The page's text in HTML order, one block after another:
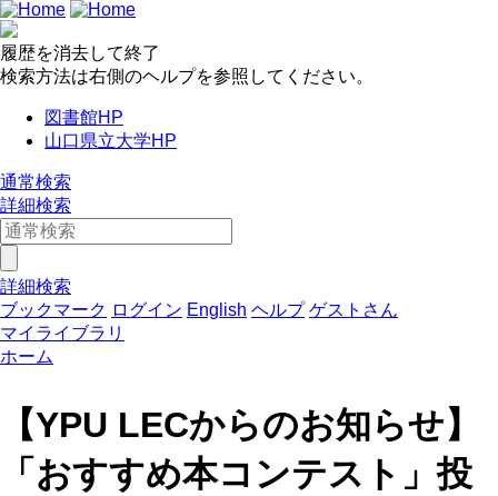
履歴を消去して終了
検索方法は右側のヘルプを参照してください。
図書館HP
山口県立大学HP
通常検索
詳細検索
詳細検索
ブックマーク ログイン English ヘルプ ゲストさん
マイライブラリ
ホーム
【YPU LECからのお知らせ】
「おすすめ本コンテスト」投